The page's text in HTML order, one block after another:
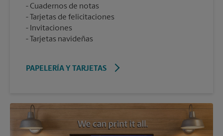
Cuadernos de notas
Tarjetas de felicitaciones
Invitaciones
Tarjetas navideñas
PAPELERÍA Y TARJETAS